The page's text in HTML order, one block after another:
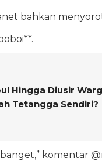
bahkan
Hingga Diusir
Tetangga Sendiri?
komentar